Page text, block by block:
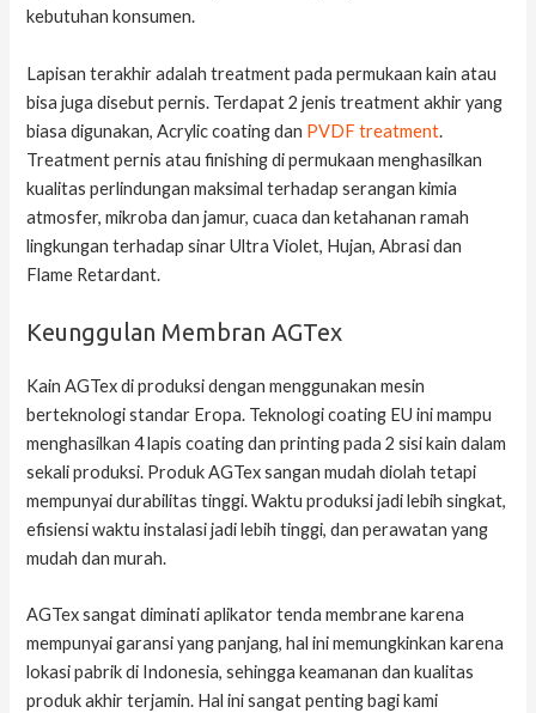
kebutuhan konsumen.
Lapisan terakhir adalah treatment pada permukaan kain atau
bisa juga disebut pernis. Terdapat 2 jenis treatment akhir yang
biasa digunakan, Acrylic coating dan PVDF treatment.
Treatment pernis atau finishing di permukaan menghasilkan
kualitas perlindungan maksimal terhadap serangan kimia
atmosfer, mikroba dan jamur, cuaca dan ketahanan ramah
lingkungan terhadap sinar Ultra Violet, Hujan, Abrasi dan
Flame Retardant.
Keunggulan Membran AGTex
Kain AGTex di produksi dengan menggunakan mesin
berteknologi standar Eropa. Teknologi coating EU ini mampu
menghasilkan 4 lapis coating dan printing pada 2 sisi kain dalam
sekali produksi. Produk AGTex sangan mudah diolah tetapi
mempunyai durabilitas tinggi. Waktu produksi jadi lebih singkat,
efisiensi waktu instalasi jadi lebih tinggi, dan perawatan yang
mudah dan murah.
AGTex sangat diminati aplikator tenda membrane karena
mempunyai garansi yang panjang, hal ini memungkinkan karena
lokasi pabrik di Indonesia, sehingga keamanan dan kualitas
produk akhir terjamin. Hal ini sangat penting bagi kami